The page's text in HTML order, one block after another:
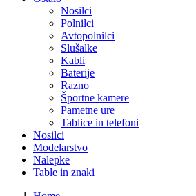
Nosilci
Polnilci
Avtopolnilci
Slušalke
Kabli
Baterije
Razno
Športne kamere
Pametne ure
Tablice in telefoni
Nosilci
Modelarstvo
Nalepke
Table in znaki